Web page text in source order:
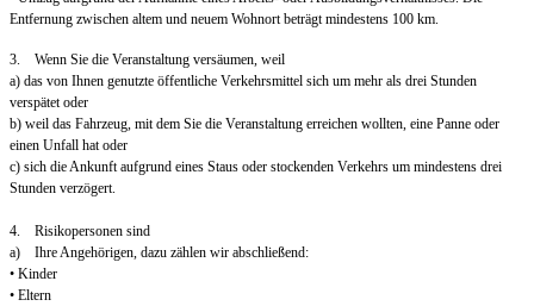
Entfernung zwischen altem und neuem Wohnort beträgt mindestens 100 km.
3. Wenn Sie die Veranstaltung versäumen, weil
a) das von Ihnen genutzte öffentliche Verkehrsmittel sich um mehr als drei Stunden
verspätet oder
b) weil das Fahrzeug, mit dem Sie die Veranstaltung erreichen wollten, eine Panne oder
einen Unfall hat oder
c) sich die Ankunft aufgrund eines Staus oder stockenden Verkehrs um mindestens drei
Stunden verzögert.
4. Risikopersonen sind
a) Ihre Angehörigen, dazu zählen wir abschließend:
• Kinder
• Eltern